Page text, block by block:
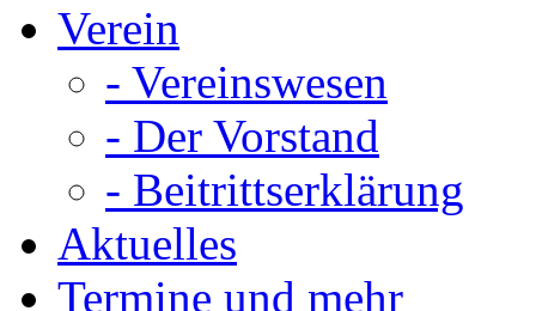
Verein
- Vereinswesen
- Der Vorstand
- Beitrittserklärung
Aktuelles
Termine und mehr